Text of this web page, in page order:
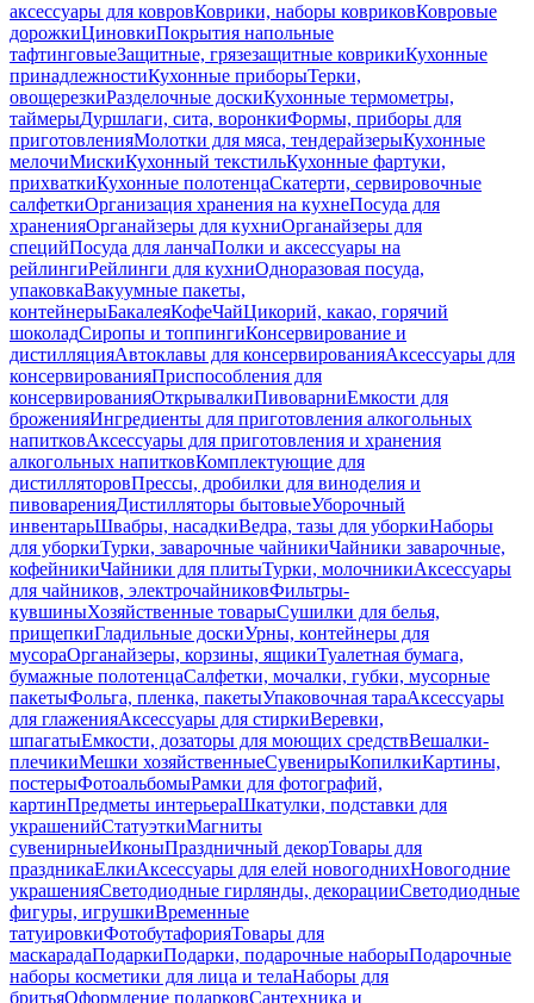
аксессуары для ковровКоврики, наборы ковриковКовровые
дорожкиЦиновкиПокрытия напольные
тафтинговыеЗащитные, грязезащитные коврикиКухонные
принадлежностиКухонные приборыТерки,
овощерезкиРазделочные доскиКухонные термометры,
таймерыДуршлаги, сита, воронкиФормы, приборы для
приготовленияМолотки для мяса, тендерайзерыКухонные
мелочиМискиКухонный текстильКухонные фартуки,
прихваткиКухонные полотенцаСкатерти, сервировочные
салфеткиОрганизация хранения на кухнеПосуда для
храненияОрганайзеры для кухниОрганайзеры для
специйПосуда для ланчаПолки и аксессуары на
рейлингиРейлинги для кухниОдноразовая посуда,
упаковкаВакуумные пакеты,
контейнерыБакалеяКофеЧайЦикорий, какао, горячий
шоколадСиропы и топпингиКонсервирование и
дистилляцияАвтоклавы для консервированияАксессуары для
консервированияПриспособления для
консервированияОткрывалкиПивоварниЕмкости для
броженияИнгредиенты для приготовления алкогольных
напитковАксессуары для приготовления и хранения
алкогольных напитковКомплектующие для
дистилляторовПрессы, дробилки для виноделия и
пивоваренияДистилляторы бытовыеУборочный
инвентарьШвабры, насадкиВедра, тазы для уборкиНаборы
для уборкиТурки, заварочные чайникиЧайники заварочные,
кофейникиЧайники для плитыТурки, молочникиАксессуары
для чайников, электрочайниковФильтры-
кувшиныХозяйственные товарыСушилки для белья,
прищепкиГладильные доскиУрны, контейнеры для
мусораОрганайзеры, корзины, ящикиТуалетная бумага,
бумажные полотенцаСалфетки, мочалки, губки, мусорные
пакетыФольга, пленка, пакетыУпаковочная тараАксессуары
для глаженияАксессуары для стиркиВеревки,
шпагатыЕмкости, дозаторы для моющих средствВешалки-
плечикиМешки хозяйственныеСувенирыКопилкиКартины,
постерыФотоальбомыРамки для фотографий,
картинПредметы интерьераШкатулки, подставки для
украшенийСтатуэткиМагниты
сувенирныеИконыПраздничный декорТовары для
праздникаЕлкиАксессуары для елей новогоднихНовогодние
украшенияСветодиодные гирлянды, декорацииСветодиодные
фигуры, игрушкиВременные
татуировкиФотобутафорияТовары для
маскарадаПодаркиПодарки, подарочные наборыПодарочные
наборы косметики для лица и телаНаборы для
бритьяОформление подарковСантехника и